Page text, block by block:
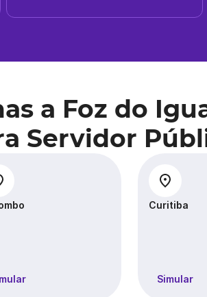
a Foz do
Servidor
Curitiba
Simular